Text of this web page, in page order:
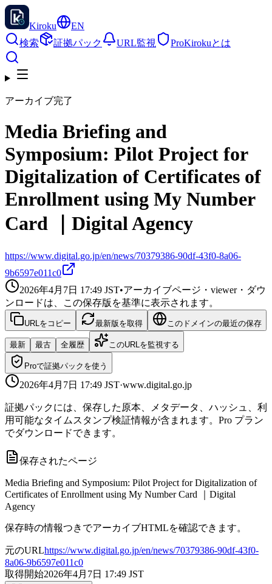
Kiroku
EN
検索
証拠パック URL監視 ProKirokuとは
アーカイブ完了
Media Briefing and
Symposium: Pilot Project for
Digitalization of Certificates of
Enrollment using My Number
Card ｜Digital Agency
https://www.digital.go.jp/en/news/70379386-90df-43f0-8a06-
9b6597e011c0
2026年4月7日 17:49 JST•アーカイブページ・viewer・ダウ
ンロードは、この保存版を基準に表示されます。
URLをコピー 最新版を取得 このドメインの最近の保存
最新 最古 全履歴 このURLを監視する
Proで証拠パックを使う
2026年4月7日 17:49 JST·www.digital.go.jp
証拠パックには、保存した原本、メタデータ、ハッシュ、利
用可能なタイムスタンプ検証情報が含まれます。Pro プラン
でダウンロードできます。
保存されたページ
Media Briefing and Symposium: Pilot Project for Digitalization of
Certificates of Enrollment using My Number Card ｜Digital
Agency
保存時の情報つきでアーカイブHTMLを確認できます。
元のURLhttps://www.digital.go.jp/en/news/70379386-90df-43f0-
8a06-9b6597e011c0
取得開始2026年4月7日 17:49 JST